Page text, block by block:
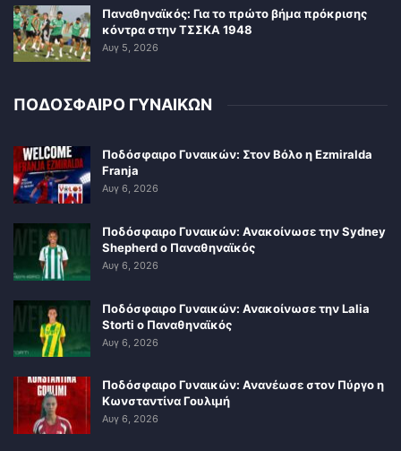
Παναθηναϊκός: Για το πρώτο βήμα πρόκρισης
κόντρα στην ΤΣΣΚΑ 1948
Αυγ 5, 2026
ΠΟΔΟΣΦΑΙΡΟ ΓΥΝΑΙΚΩΝ
Ποδόσφαιρο Γυναικών: Στον Βόλο η Ezmiralda
Franja
Αυγ 6, 2026
Ποδόσφαιρο Γυναικών: Ανακοίνωσε την Sydney
Shepherd ο Παναθηναϊκός
Αυγ 6, 2026
Ποδόσφαιρο Γυναικών: Ανακοίνωσε την Lalia
Storti ο Παναθηναϊκός
Αυγ 6, 2026
Ποδόσφαιρο Γυναικών: Ανανέωσε στον Πύργο η
Κωνσταντίνα Γουλιμή
Αυγ 6, 2026